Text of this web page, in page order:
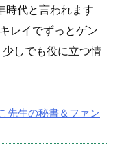
時代と言われます
レイでずっとゲン
しでも役に立つ情
先生の秘書＆ファン